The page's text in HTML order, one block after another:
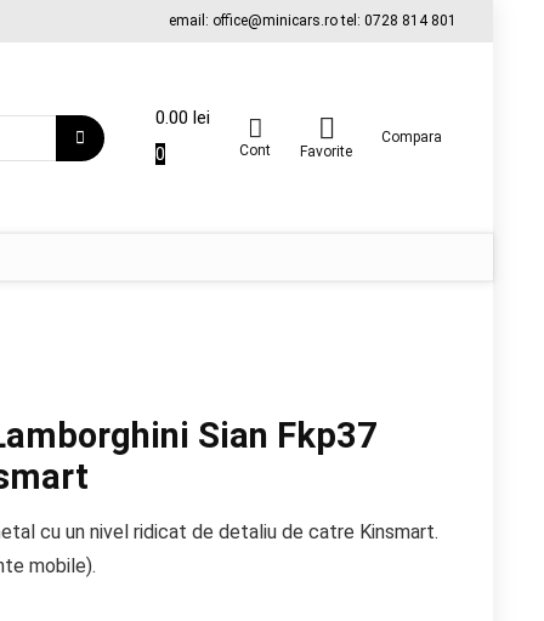
email: office@minicars.ro tel: 0728 814 801
0.00 lei
0
Cont Favorite
Compara
Sian Fkp37
cu un nivel ridicat de detaliu de catre Kinsmart.
mobile).